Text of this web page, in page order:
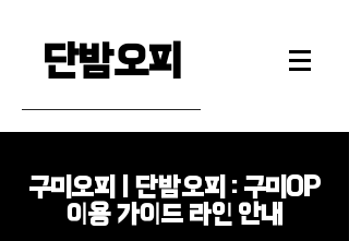
단밤오피
구미오피 | 단밤오피 : 구미OP
이용 가이드 라인 안내